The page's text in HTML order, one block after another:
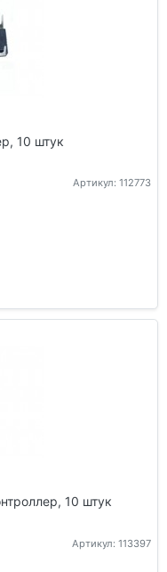
10 штук
Артикул: 112773
10 штук
Артикул: 113397